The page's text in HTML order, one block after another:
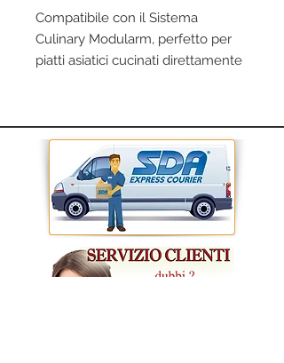
Compatibile con il Sistema
Culinary Modularm, perfetto per
piatti asiatici cucinati direttamente